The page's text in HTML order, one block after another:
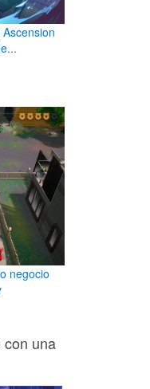
negocio
una